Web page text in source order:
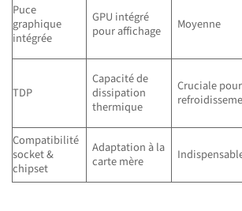
Puce
graphique
intégrée
GPU intégré
pour affichage
Moyenne
TDP
Capacité de
dissipation
thermique
Cruciale pour
Compatibilité
socket &
chipset
Adaptation à la
carte mère